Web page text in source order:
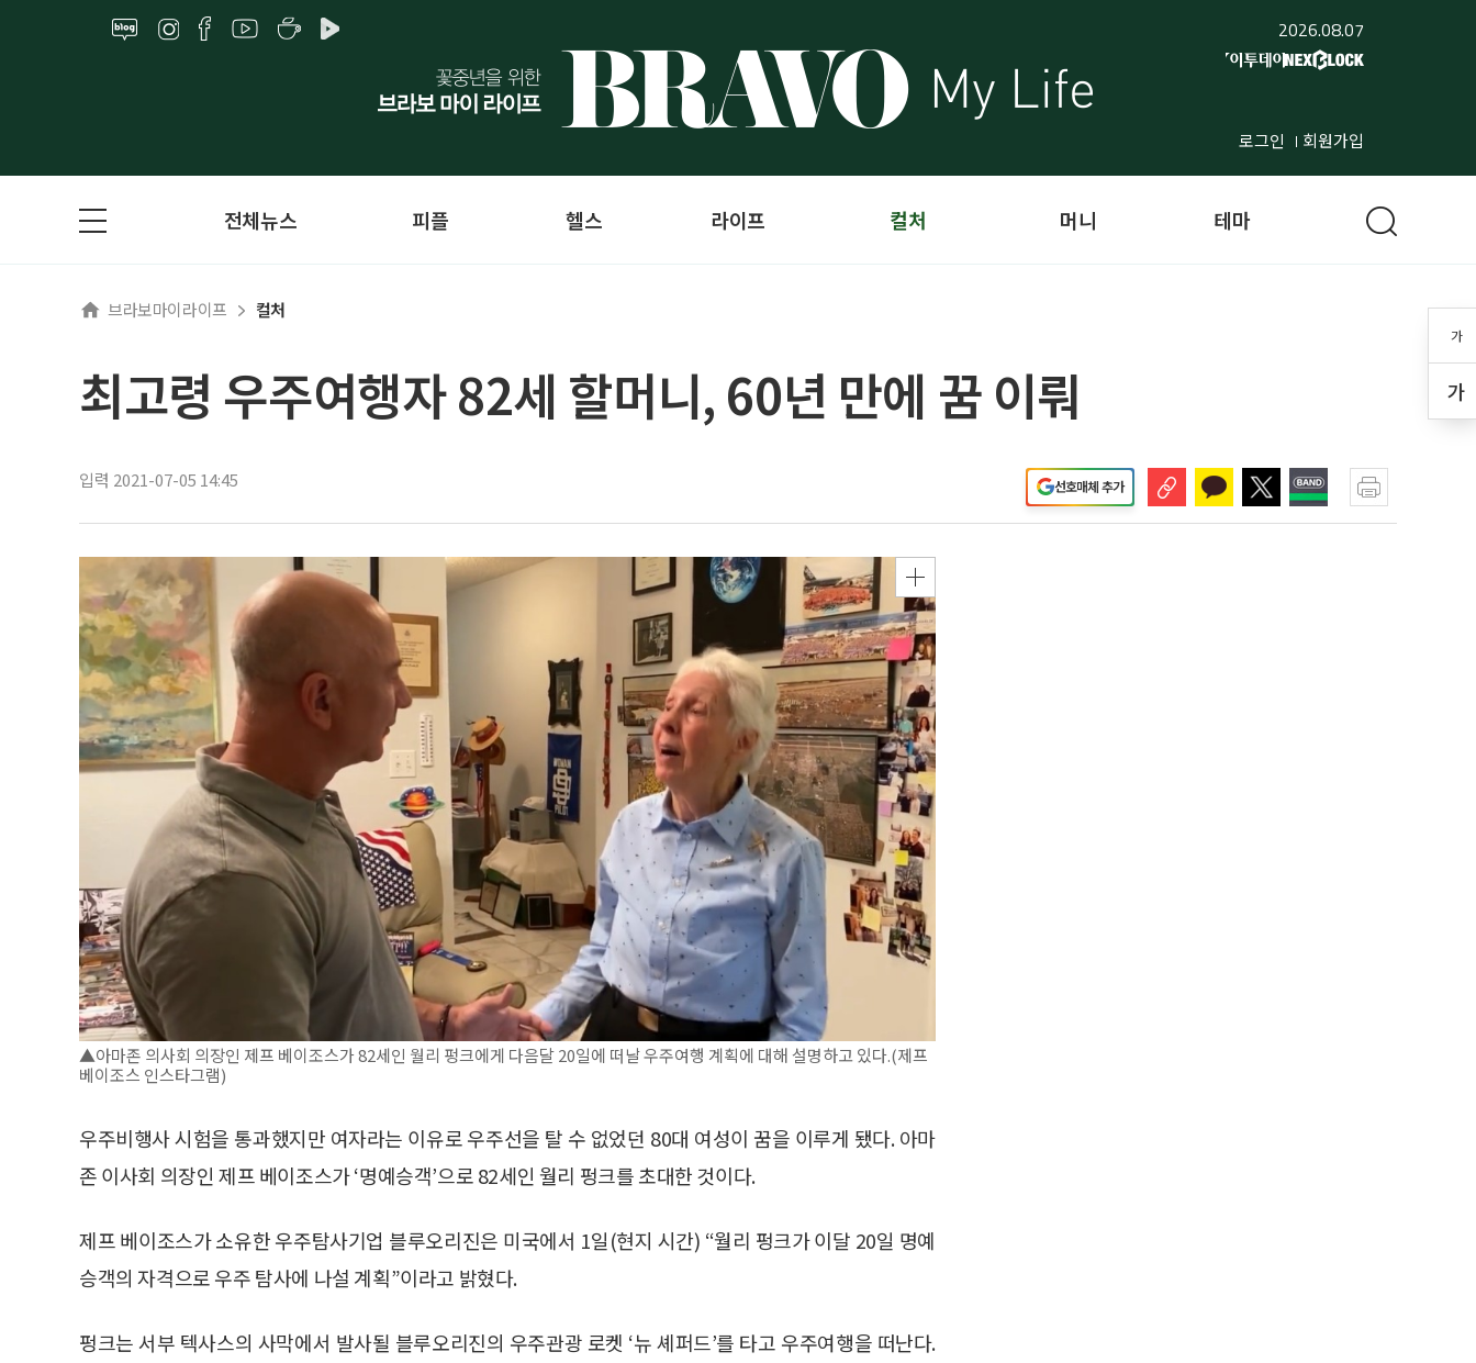
2026.08.07
로그인 회원가입
가
가
전체뉴스 피플 헬스 라이프 컬처 머니 테마
브라보마이라이프 컬처
최고령 우주여행자 82세 할머니, 60년 만에 꿈 이뤄
입력 2021-07-05 14:45 선호매체 추가
▲아마존 의사회 의장인 제프 베이조스가 82세인 월리 펑크에게 다음달 20일에 떠날 우주여행 계획에 대해 설명하고 있다.(제프
베이조스 인스타그램)
우주비행사 시험을 통과했지만 여자라는 이유로 우주선을 탈 수 없었던 80대 여성이 꿈을 이루게 됐다. 아마
존 이사회 의장인 제프 베이조스가 ‘명예승객’으로 82세인 월리 펑크를 초대한 것이다.
제프 베이조스가 소유한 우주탐사기업 블루오리진은 미국에서 1일(현지 시간) “월리 펑크가 이달 20일 명예
승객의 자격으로 우주 탐사에 나설 계획”이라고 밝혔다.
펑크는 서부 텍사스의 사막에서 발사될 블루오리진의 우주관광 로켓 ‘뉴 셰퍼드’를 타고 우주여행을 떠난다.